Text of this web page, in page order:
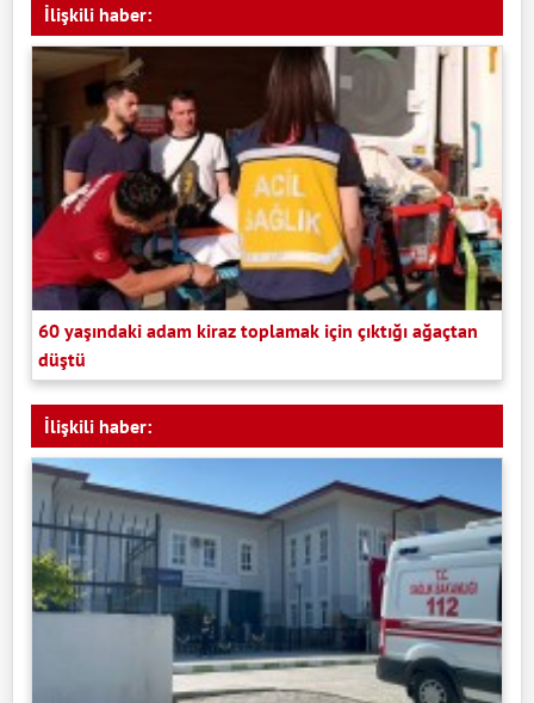
İlişkili haber:
60 yaşındaki adam kiraz toplamak için çıktığı ağaçtan
düştü
İlişkili haber: